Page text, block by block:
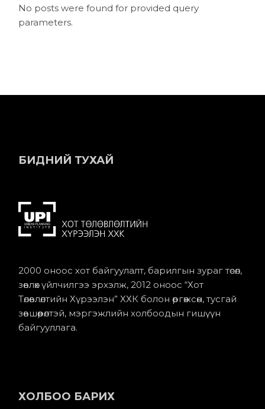
No posts were found for provided query
parameters.
БИДНИЙ ТУХАЙ
2000 оноос хот байгуулалт, барилгын зураг төсөл,
зөвлөх үйлчилгээ эрхэлж, 2012 оноос “Хот
Төлөвлөлтийн Хүрээлэн” ХХК болон өргөжсөн, тусгай
зөвшөөрөлтэй, мэргэжлийн холбоодын гишүүн
байгууллага.
ХОЛБОО БАРИХ